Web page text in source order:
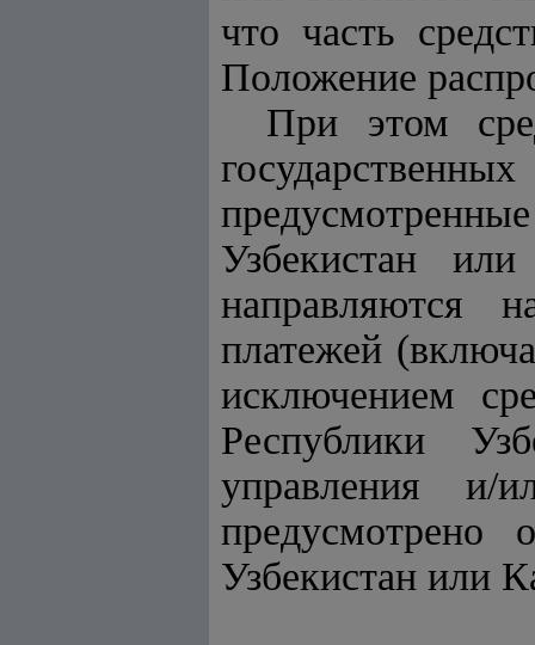
что часть
Положение
При этом
Узбекистан
направляются
платежей
исключением
Республики
управления и/
предусмотрено
Узбекистан или